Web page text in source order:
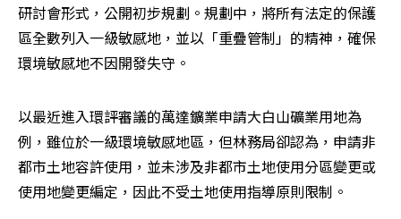
研討會形式，公開初步規劃。規劃中，將所有法定的保護
區全數列入一級敏感地，並以「重疊管制」的精神，確保
環境敏感地不因開發失守。
以最近進入環評審議的萬達鑛業申請大白山礦業用地為
例，雖位於一級環境敏感地區，但林務局卻認為，申請非
都市土地容許使用，並未涉及非都市土地使用分區變更或
使用地變更編定，因此不受土地使用指導原則限制。